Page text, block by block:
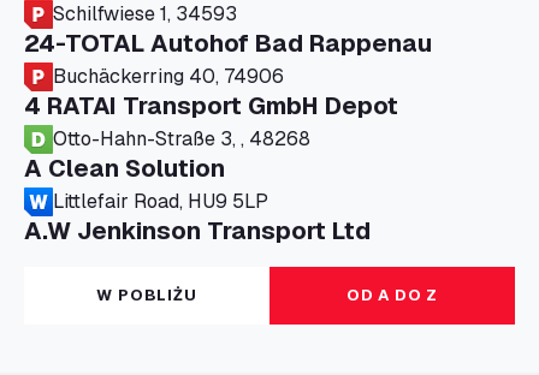
Schilfwiese 1, 34593
24-TOTAL Autohof Bad Rappenau
Buchäckerring 40, 74906
4 RATAI Transport GmbH Depot
Otto-Hahn-Straße 3, , 48268
A Clean Solution
Littlefair Road, HU9 5LP
A.W Jenkinson Transport Ltd
Progress House, ME11 5GA
A+G Nettetal - Depot Parking
Am Panneschopp 7, 41334
W POBLIŻU OD A DO Z